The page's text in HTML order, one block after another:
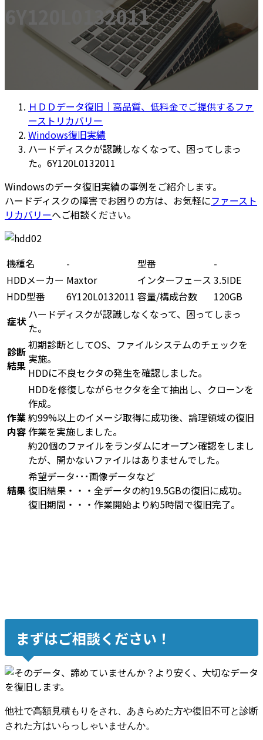
6Y120L0132011
ＨＤＤデータ復旧｜高品質、低料金でご提供するファ
ーストリカバリー
Windows復旧実績
ハードディスクが認識しなくなって、困ってしまっ
た。6Y120L0132011
Windowsのデータ復旧実績の事例をご紹介します。
ハードディスクの障害でお困りの方は、お気軽にファースト
リカバリーへご相談ください。
機種名 - 型番
-
HDDメーカー Maxtor インターフェース 3.5IDE
HDD型番
6Y120L0132011 容量/構成台数
120GB
症状 ハードディスクが認識しなくなって、困ってしまっ
た。
診断
結果
初期診断としてOS、ファイルシステムのチェックを
実施。
HDDに不良セクタの発生を確認しました。
作業
内容
HDDを修復しながらセクタを全て抽出し、クローンを
作成。
約99%以上のイメージ取得に成功後、論理領域の復旧
作業を実施しました。
約20個のファイルをランダムにオープン確認をしまし
たが、開かないファイルはありませんでした。
結果
希望データ･･･画像データなど
復旧結果・・・全データの約19.5GBの復旧に成功。
復旧期間・・・作業開始より約5時間で復旧完了。
まずはご相談ください！
他社で高額見積もりをされ、あきらめた方や復旧不可と診断
された方はいらっしゃいませんか。